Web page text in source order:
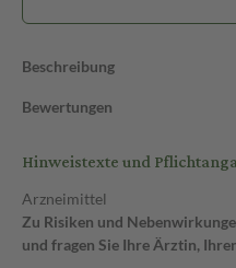
Beschreibung
Bewertungen
Hinweistexte und
Arzneimittel
Zu Risiken und
und fragen Sie Ihre Ärztin,